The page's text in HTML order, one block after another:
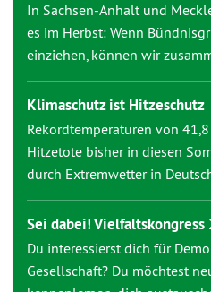
In Sachsen-Anhalt und
es im Herbst: Wenn
einziehen, können wir
Klimaschutz ist Hitzeschutz
Rekordtemperaturen von
Hitzetote bisher in diesen
durch Extremwetter in
Sei dabei! Vielfaltskongress
Du interessierst dich für
Gesellschaft? Du möchtest